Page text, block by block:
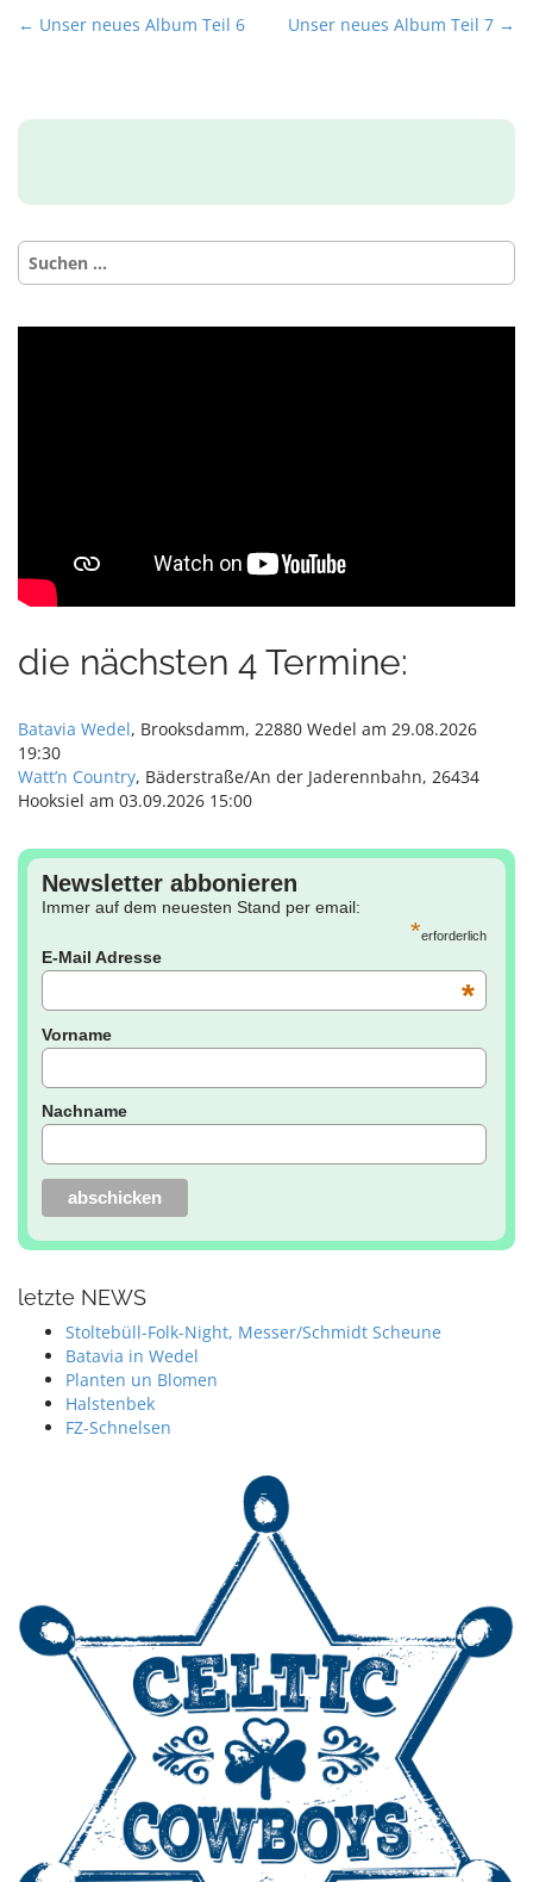
P
t
v
i
g
t
← Unser neues Album Teil 6 Unser neues Album Teil 7 →
Suchen
nach:
die nächsten 4 Termine:
Batavia Wedel, Brooksdamm, 22880 Wedel am 29.08.2026
19:30
Watt’n Country, Bäderstraße/An der Jaderennbahn, 26434
Hooksiel am 03.09.2026 15:00
Newsletter abbonieren
Immer auf dem neuesten Stand per email:
*erforderlich
E-Mail Adresse
*
Vorname
Nachname
letzte NEWS
Stoltebüll-Folk-Night, Messer/Schmidt Scheune
Batavia in Wedel
Planten un Blomen
Halstenbek
FZ-Schnelsen